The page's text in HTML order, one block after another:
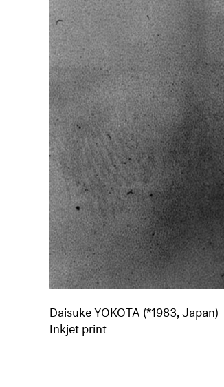
Daisuke YOKOTA (*1983, Japan)
Inkjet print